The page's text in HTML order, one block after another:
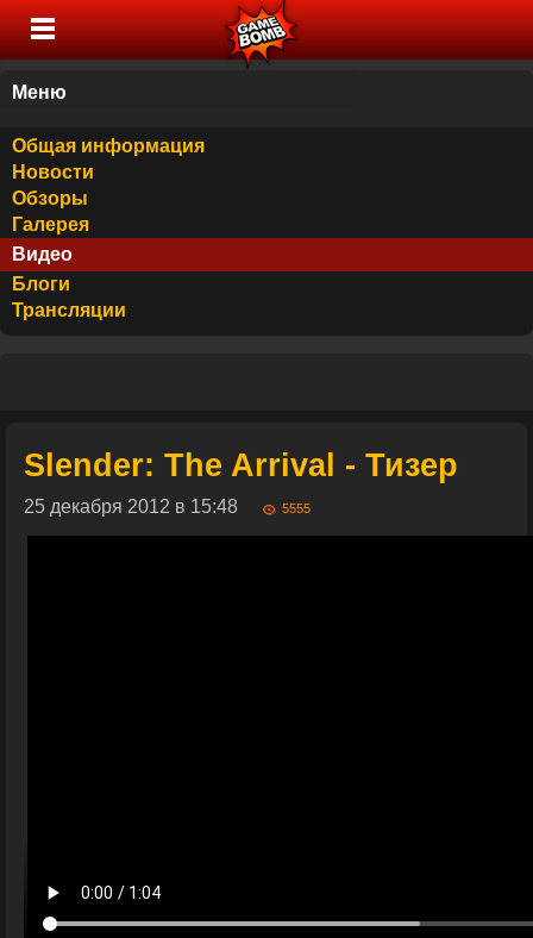
Меню
Общая информация
Новости
Обзоры
Галерея
Видео
Блоги
Трансляции
Slender: The Arrival - Тизер
25 декабря 2012 в 15:48 5555